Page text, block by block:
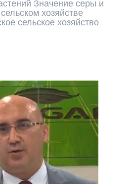
Значение серы и
хозяйстве
сельское хозяйство